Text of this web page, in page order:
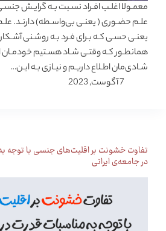
معمـولا اغلـب افـراد نسـبت بـه گرایـش
علـم حضـوری ( یعنـی بی‌واسـطه) دارنـد.
یعنـی حسـی کـه بـرای فـرد بـه روشـنی
همانطـور کـه وقتـی شـاد هسـتیم
شـادی‌مان اطـلاع داریـم و نیـازی بـه ایـن…
7 آگوست, 2023
تفاوت خشونت بر اقلیت‌های جنسی با توجه
در جامعه‌ی ایرانی